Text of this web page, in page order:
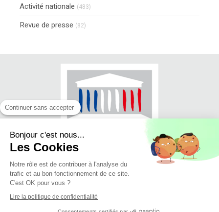
Activité nationale (483)
Revue de presse (82)
© Jean-Luc FUGIT - Député du Rhône
Continuer sans accepter
Bonjour c'est nous...
Les Cookies
Notre rôle est de contribuer à l'analyse du
trafic et au bon fonctionnement de ce site.
C'est OK pour vous ?
Lire la politique de confidentialité